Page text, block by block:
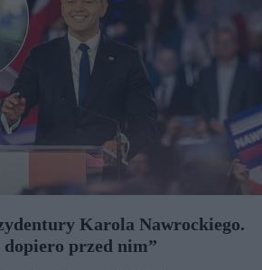
Karola Nawrockiego.
przed nim”